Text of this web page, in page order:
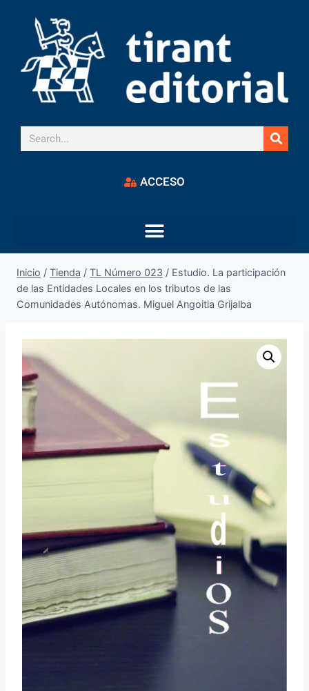
ACCESO
Inicio / Tienda / TL Número 023 / Estudio. La participación
de las Entidades Locales en los tributos de las
Comunidades Autónomas. Miguel Angoitia Grijalba